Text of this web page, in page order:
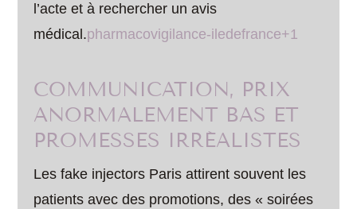
l’acte et à rechercher un avis
médical.pharmacovigilance-iledefrance+1
COMMUNICATION, PRIX
ANORMALEMENT BAS ET
PROMESSES IRRÉALISTES
Les fake injectors Paris attirent souvent les
patients avec des promotions, des « soirées